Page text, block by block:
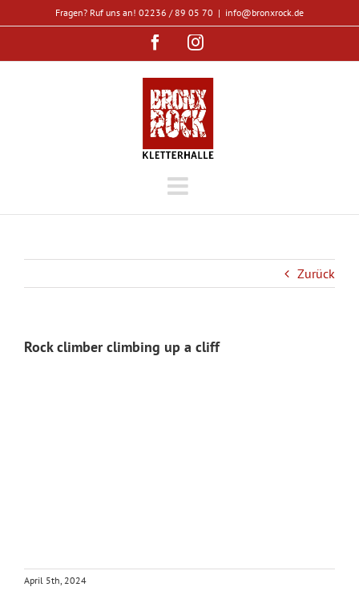
Inhalt
Fragen? Ruf uns an! 02236 / 89 05 70 | info@bronxrock.de
FacebookInstagram
Zurück
Rock climber climbing up a cliff
April 5th, 2024